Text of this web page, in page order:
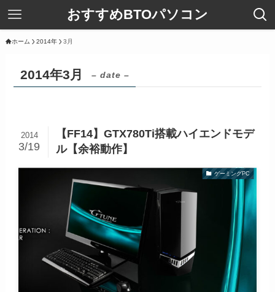
おすすめBTOパソコン
ホーム 2014年 3月
2014年3月 – date –
【FF14】GTX780Ti搭載ハイエンドモデ
ル【余裕動作】
2014
3/19
ゲーミングPC